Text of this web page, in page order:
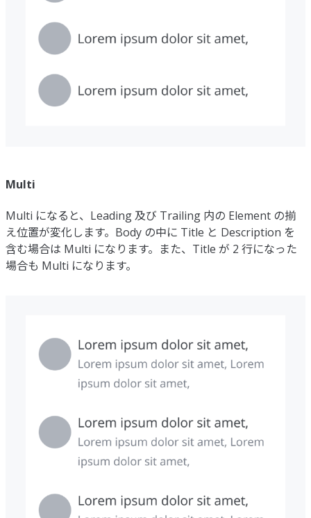
Multi
Multi になると、Leading 及び Trailing 内の Element の揃
え位置が変化します。Body の中に Title と Description を
含む場合は Multi になります。また、Title が 2 行になった
場合も Multi になります。